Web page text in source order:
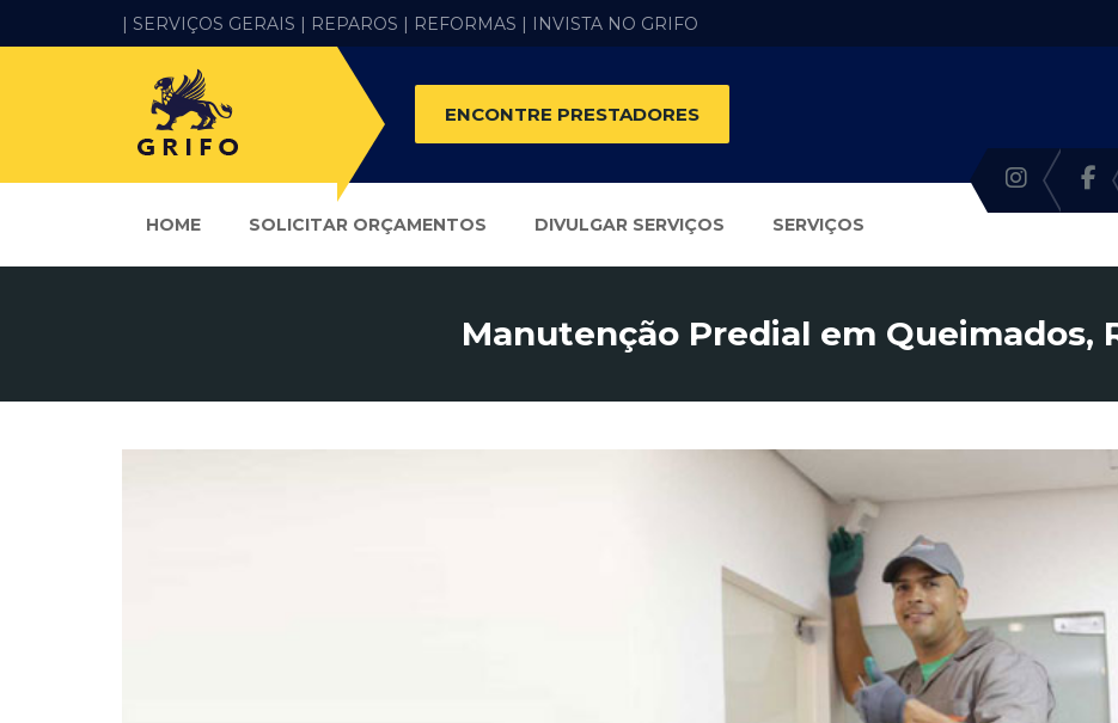
| SERVIÇOS GERAIS | REPAROS | REFORMAS | INVISTA NO GRIFO
ENCONTRE PRESTADORES
HOME SOLICITAR ORÇAMENTOS DIVULGAR SERVIÇOS SERVIÇOS
Manutenção Predial em Queimados,